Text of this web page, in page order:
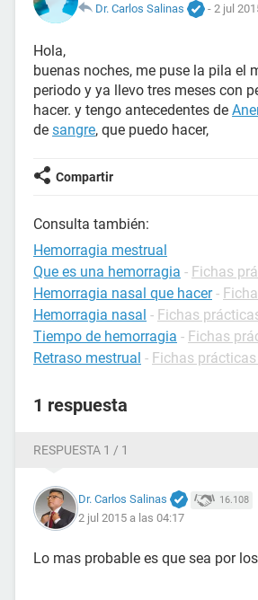
Dr. Carlos Salinas
- 2 jul
Hola,
buenas noches, me puse la pila el
periodo y ya llevo tres meses con
hacer. y tengo antecedentes de
de sangre, que puedo hacer,
Compartir
Consulta también:
Hemorragia mestrual
Que es una hemorragia - Fichas
Hemorragia nasal que hacer -
Hemorragia nasal - Fichas
Tiempo de hemorragia - Fichas
Retraso mestrual - Fichas
1 respuesta
RESPUESTA 1 / 1
Dr. Carlos Salinas 16.108
2 jul 2015 a las 04:17
Lo mas probable es que sea por